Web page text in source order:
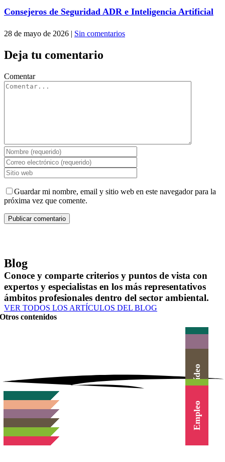
Consejeros de Seguridad ADR e Inteligencia Artificial
28 de mayo de 2026 | Sin comentarios
Deja tu comentario
Comentar
Guardar mi nombre, email y sitio web en este navegador para la
próxima vez que comente.
Blog
Conoce y comparte criterios y puntos de vista con
expertos y especialistas en los más representativos
ámbitos profesionales dentro del sector ambiental.
VER TODOS LOS ARTÍCULOS DEL BLOG
Otros contenidos
Actualidad
Agenda
Herramientas
Canal Vídeo
Cursos
Empleo